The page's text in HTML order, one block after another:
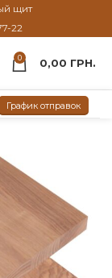
щит
22
0 0,00 ГРН.
График отправок